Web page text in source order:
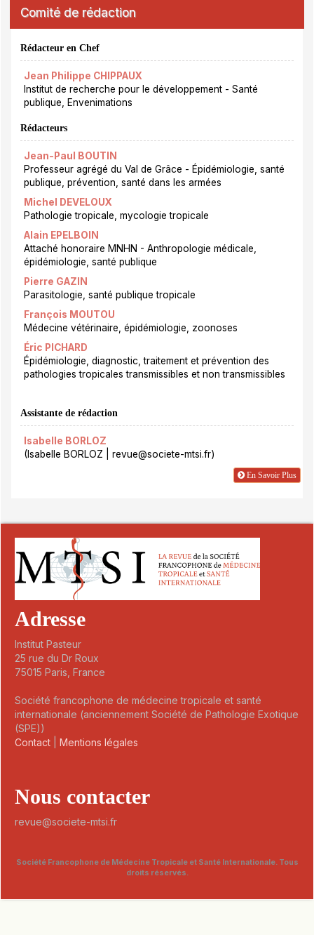
Comité de rédaction
Rédacteur en Chef
Jean Philippe CHIPPAUX
Institut de recherche pour le développement - Santé
publique, Envenimations
Rédacteurs
Jean-Paul BOUTIN
Professeur agrégé du Val de Grâce - Épidémiologie, santé
publique, prévention, santé dans les armées
Michel DEVELOUX
Pathologie tropicale, mycologie tropicale
Alain EPELBOIN
Attaché honoraire MNHN - Anthropologie médicale,
épidémiologie, santé publique
Pierre GAZIN
Parasitologie, santé publique tropicale
François MOUTOU
Médecine vétérinaire, épidémiologie, zoonoses
Éric PICHARD
Épidémiologie, diagnostic, traitement et prévention des
pathologies tropicales transmissibles et non transmissibles
Assistante de rédaction
Isabelle BORLOZ
(Isabelle BORLOZ | revue@societe-mtsi.fr)
En Savoir Plus
Adresse
Institut Pasteur
25 rue du Dr Roux
75015 Paris, France
Société francophone de médecine tropicale et santé
internationale (anciennement Société de Pathologie Exotique
(SPE))
Contact
Mentions légales
Nous contacter
revue@societe-mtsi.fr
Société Francophone de Médecine Tropicale et Santé Internationale. Tous
droits réservés.